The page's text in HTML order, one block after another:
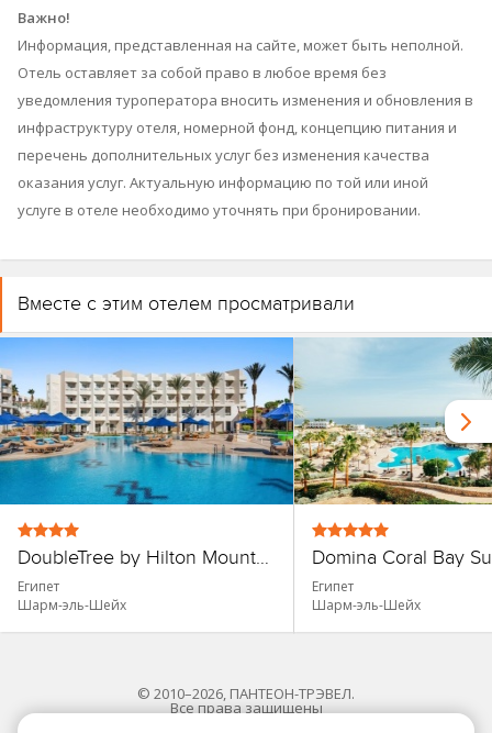
Важно!
Информация, представленная на сайте, может быть неполной.
Отель оставляет за собой право в любое время без
уведомления туроператора вносить изменения и обновления в
инфраструктуру отеля, номерной фонд, концепцию питания и
перечень дополнительных услуг без изменения качества
оказания услуг. Актуальную информацию по той или иной
услуге в отеле необходимо уточнять при бронировании.
Вместе с этим отелем просматривали
DoubleTree by Hilton Mounten Side
Египет
Шарм-эль-Шейх
Египет
Шарм-эль-Шейх
© 2010–2026, ПАНТЕОН-ТРЭВЕЛ.
Все права защищены